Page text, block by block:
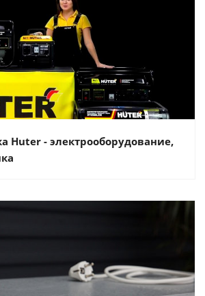
Huter - электрооборудование,